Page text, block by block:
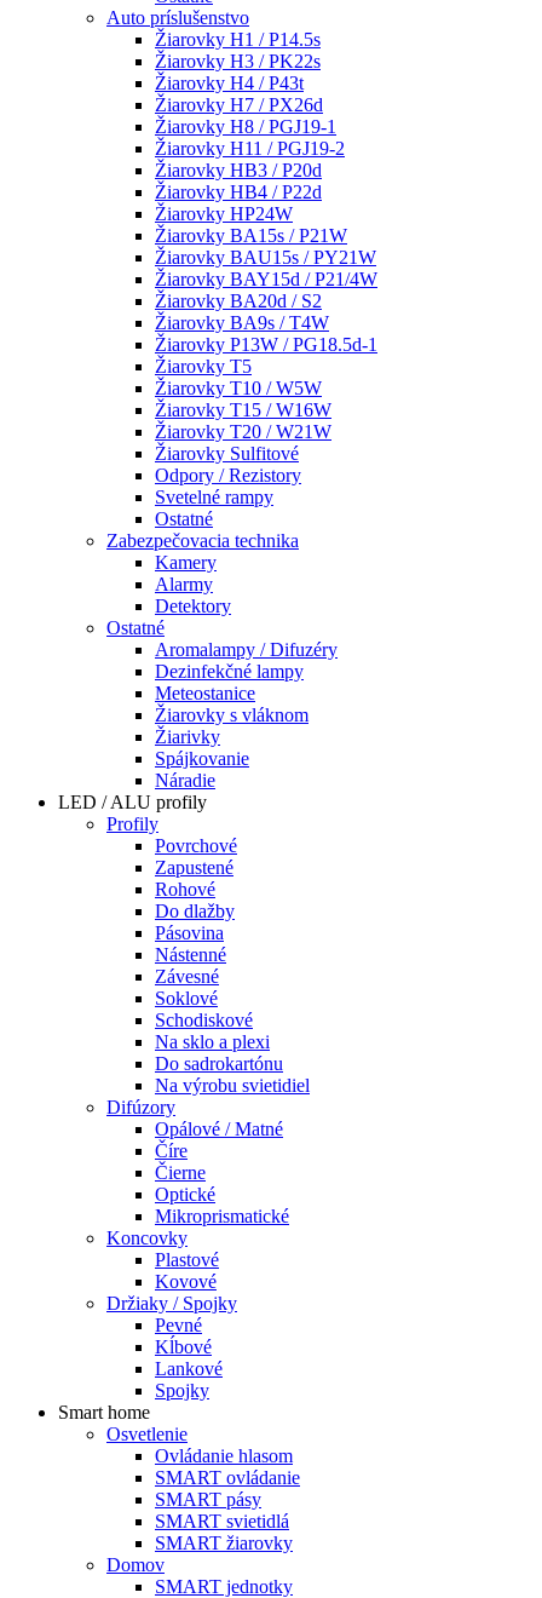
Auto príslušenstvo
Žiarovky H1 / P14.5s
Žiarovky H3 / PK22s
Žiarovky H4 / P43t
Žiarovky H7 / PX26d
Žiarovky H8 / PGJ19-1
Žiarovky H11 / PGJ19-2
Žiarovky HB3 / P20d
Žiarovky HB4 / P22d
Žiarovky HP24W
Žiarovky BA15s / P21W
Žiarovky BAU15s / PY21W
Žiarovky BAY15d / P21/4W
Žiarovky BA20d / S2
Žiarovky BA9s / T4W
Žiarovky P13W / PG18.5d-1
Žiarovky T5
Žiarovky T10 / W5W
Žiarovky T15 / W16W
Žiarovky T20 / W21W
Žiarovky Sulfitové
Odpory / Rezistory
Svetelné rampy
Ostatné
Zabezpečovacia technika
Kamery
Alarmy
Detektory
Ostatné
Aromalampy / Difuzéry
Dezinfekčné lampy
Meteostanice
Žiarovky s vláknom
Žiarivky
Spájkovanie
Náradie
LED / ALU profily
Profily
Povrchové
Zapustené
Rohové
Do dlažby
Pásovina
Nástenné
Závesné
Soklové
Schodiskové
Na sklo a plexi
Do sadrokartónu
Na výrobu svietidiel
Difúzory
Opálové / Matné
Číre
Čierne
Optické
Mikroprismatické
Koncovky
Plastové
Kovové
Držiaky / Spojky
Pevné
Kĺbové
Lankové
Spojky
Smart home
Osvetlenie
Ovládanie hlasom
SMART ovládanie
SMART pásy
SMART svietidlá
SMART žiarovky
Domov
SMART jednotky